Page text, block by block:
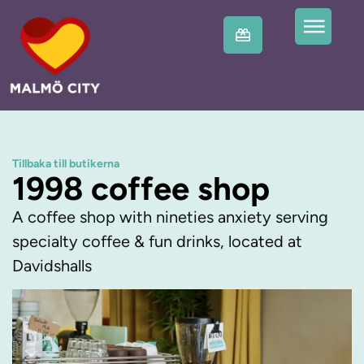
Tillbaka till butikerna
1998 coffee shop
A coffee shop with nineties anxiety serving
specialty coffee & fun drinks, located at
Davidshalls